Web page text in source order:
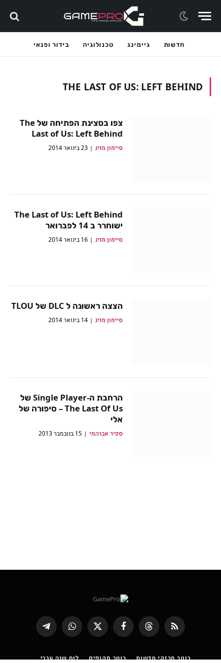
חדשות גיימינג טכנולוגיה בידור ופנאי
THE LAST OF US: LEFT BEHIND
צפו בסצינת הפתיחה של The
Last of Us: Left Behind
סיימון מזיג 23 בינואר 2014
The Last of Us: Left Behind
ישוחרר ב 14 לפברואר
סיימון מזיג 16 בינואר 2014
הצצה ראשונה ל DLC של TLOU
סיימון מזיג 14 בינואר 2014
הרחבת ה-Single Player של
The Last Of Us – סיפורה של
אלי
ספיר אברהמי 15 בנובמבר 2013
RSS
Threads פייסבוק
X
(טוויטר)
WhatsApp
Telegram
רוטר מבזקי חדשות רוטר סקופים לוח שנה עברי